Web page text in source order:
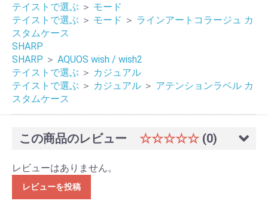
テイストで選ぶ ＞ モード
テイストで選ぶ ＞ モード ＞ ラインアートコラージュ カ
スタムケース
SHARP
SHARP ＞ AQUOS wish / wish2
テイストで選ぶ ＞ カジュアル
テイストで選ぶ ＞ カジュアル ＞ アテンションラベル カ
スタムケース
この商品のレビュー ☆☆☆☆☆ (0)
レビューはありません。
レビューを投稿